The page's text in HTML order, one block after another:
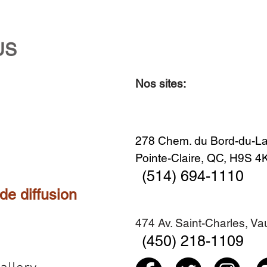
Aperçu rapide
Premier Hiver
Aperçu rapide
Centre-ville no. 18
Aperçu rapide
Sans titre
Aperçu rapide
Diner en famille no. 2
Nos sites:
278 Chem. du Bord-du-
Pointe-Claire, QC, H9S
diffusion
(514) 694-1110
474 Av. Saint-Charles,
(450) 218-1109